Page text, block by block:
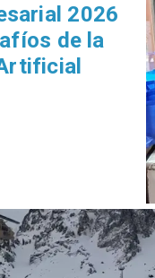
2026
de la